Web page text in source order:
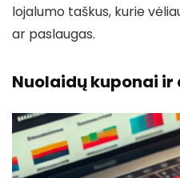
lojalumo taškus, kurie
ar paslaugas.
Nuolaidų kuponai ir